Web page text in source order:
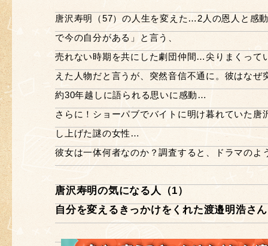
唐沢寿明（57）の人生を変えた…2人の恩人と感
で今の自分がある」と言う、
売れない時期を共にした劇団仲間…尖りまくって
えた人物だと言うが、突然音信不通に。彼はなぜ
約30年越しに語られる思いに感動…
さらに！ショーパブでバイトに明け暮れていた唐
し上げた謎の女性…
彼女は一体何者なのか？調査すると、ドラマのよ
唐沢寿明の気になる人（1）
自分を変えるきっかけをくれた渡邉明浩さん